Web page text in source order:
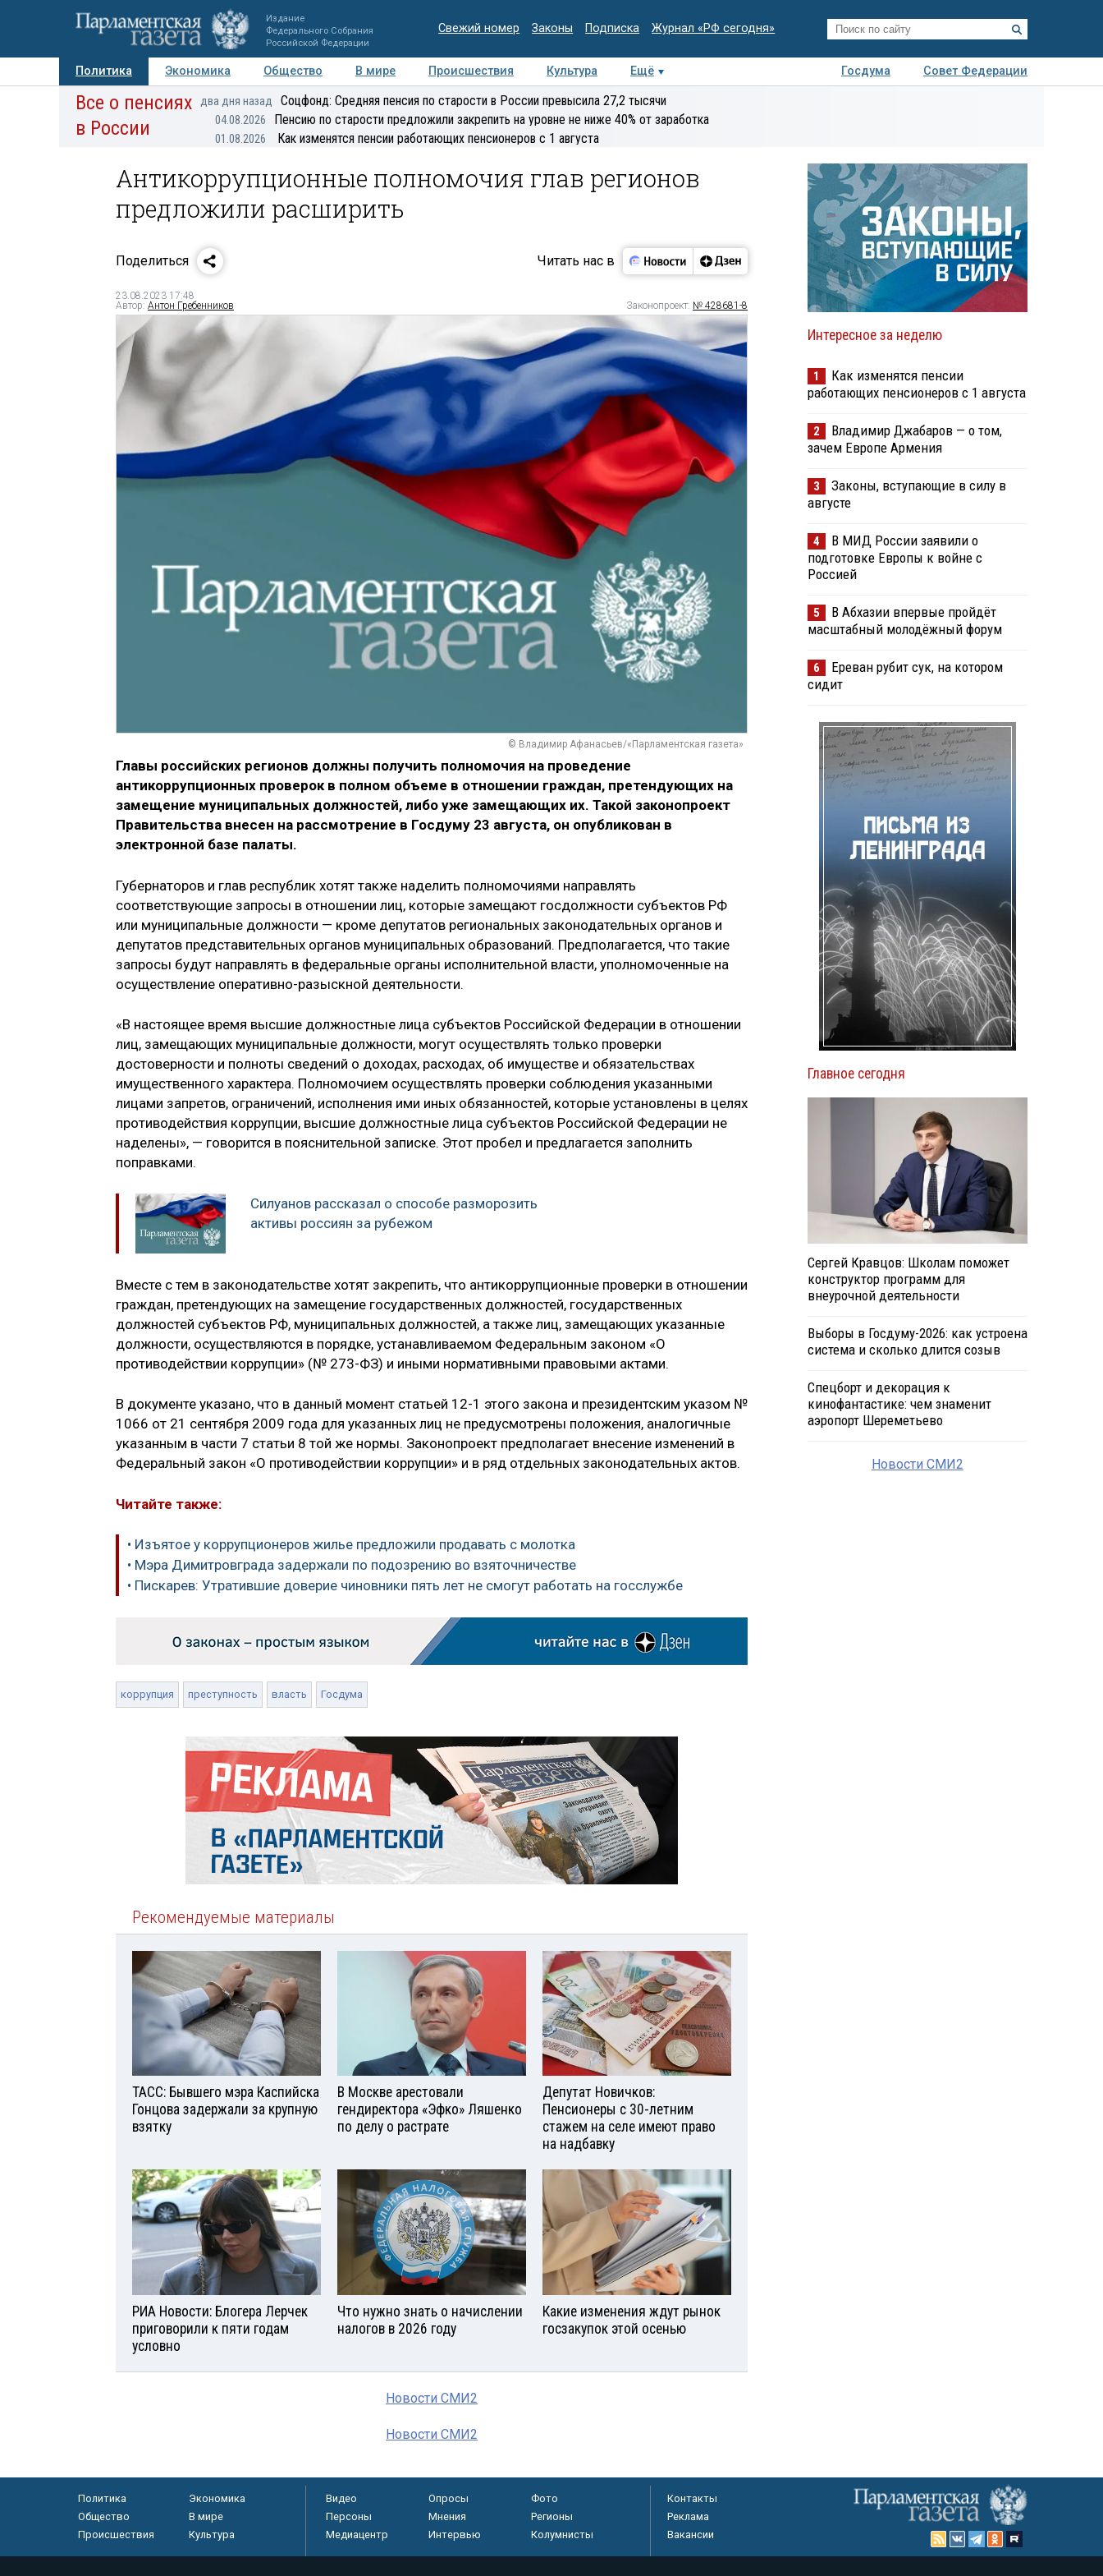
Издание
Федерального Собрания
Российской Федерации
Свежий номер Законы Подписка Журнал «РФ сегодня»
Политика Экономика Общество В мире Происшествия Культура Ещё Госдума
Совет Федерации
Авторы Персоны Мнения Регионы Медиацентр Интервью Колумнисты
Все о пенсиях
в России
два дня назад Соцфонд: Средняя пенсия по старости в России превысила 27,2 тысячи
04.08.2026 Пенсию по старости предложили закрепить на уровне не ниже 40% от заработка
01.08.2026 Как изменятся пенсии работающих пенсионеров с 1 августа
Антикоррупционные полномочия глав регионов
предложили расширить
Поделиться Читать нас в
23.08.2023 17:48
Автор: Антон Гребенников Законопроект: № 428681-8
© Владимир Афанасьев/«Парламентская газета»
Главы российских регионов должны получить полномочия на проведение
антикоррупционных проверок в полном объеме в отношении граждан, претендующих на
замещение муниципальных должностей, либо уже замещающих их. Такой законопроект
Правительства внесен на рассмотрение в Госдуму 23 августа, он опубликован в
электронной базе палаты.
Губернаторов и глав республик хотят также наделить полномочиями направлять
соответствующие запросы в отношении лиц, которые замещают госдолжности субъектов РФ
или муниципальные должности — кроме депутатов региональных законодательных органов и
депутатов представительных органов муниципальных образований. Предполагается, что такие
запросы будут направлять в федеральные органы исполнительной власти, уполномоченные на
осуществление оперативно-разыскной деятельности.
«В настоящее время высшие должностные лица субъектов Российской Федерации в отношении
лиц, замещающих муниципальные должности, могут осуществлять только проверки
достоверности и полноты сведений о доходах, расходах, об имуществе и обязательствах
имущественного характера. Полномочием осуществлять проверки соблюдения указанными
лицами запретов, ограничений, исполнения ими иных обязанностей, которые установлены в целях
противодействия коррупции, высшие должностные лица субъектов Российской Федерации не
наделены», — говорится в пояснительной записке. Этот пробел и предлагается заполнить
поправками.
Силуанов рассказал о способе разморозить
активы россиян за рубежом
Вместе с тем в законодательстве хотят закрепить, что антикоррупционные проверки в отношении
граждан, претендующих на замещение государственных должностей, государственных
должностей субъектов РФ, муниципальных должностей, а также лиц, замещающих указанные
должности, осуществляются в порядке, устанавливаемом Федеральным законом «О
противодействии коррупции» (№ 273-ФЗ) и иными нормативными правовыми актами.
В документе указано, что в данный момент статьей 12-1 этого закона и президентским указом №
1066 от 21 сентября 2009 года для указанных лиц не предусмотрены положения, аналогичные
указанным в части 7 статьи 8 той же нормы. Законопроект предполагает внесение изменений в
Федеральный закон «О противодействии коррупции» и в ряд отдельных законодательных актов.
Читайте также:
• Изъятое у коррупционеров жилье предложили продавать с молотка
• Мэра Димитровграда задержали по подозрению во взяточничестве
• Пискарев: Утратившие доверие чиновники пять лет не смогут работать на госслужбе
коррупция преступность власть Госдума
Рекомендуемые материалы
ТАСС: Бывшего мэра Каспийска
Гонцова задержали за крупную
взятку
В Москве арестовали
гендиректора «Эфко» Ляшенко
по делу о растрате
Депутат Новичков:
Пенсионеры с 30-летним
стажем на селе имеют право
на надбавку
РИА Новости: Блогера Лерчек
приговорили к пяти годам
условно
Что нужно знать о начислении
налогов в 2026 году
Какие изменения ждут рынок
госзакупок этой осенью
Новости СМИ2
Новости СМИ2
Интересное за неделю
1
Как изменятся пенсии
работающих пенсионеров с 1 августа
2
Владимир Джабаров — о том,
зачем Европе Армения
3
Законы, вступающие в силу в
августе
4
В МИД России заявили о
подготовке Европы к войне с
Россией
5
В Абхазии впервые пройдёт
масштабный молодёжный форум
6
Ереван рубит сук, на котором
сидит
Главное сегодня
Сергей Кравцов: Школам поможет
конструктор программ для
внеурочной деятельности
Выборы в Госдуму-2026: как устроена
система и сколько длится созыв
Спецборт и декорация к
кинофантастике: чем знаменит
аэропорт Шереметьево
Новости СМИ2
Политика
Экономика
Общество
В мире
Происшествия
Культура
Видео Опросы
Фото
Персоны
Мнения
Регионы
Медиацентр
Интервью Колумнисты
Контакты
Реклама
Вакансии